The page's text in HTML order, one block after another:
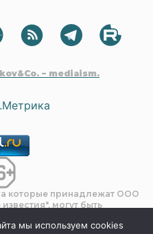
– mediaism.
которые принадлежат OOO
могут быть
стороны редакции только с
мы используем cookies